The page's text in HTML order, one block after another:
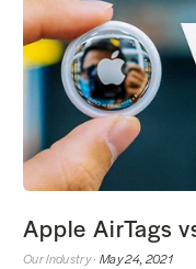
Apple AirTags
Our Industry · May 24, 2021